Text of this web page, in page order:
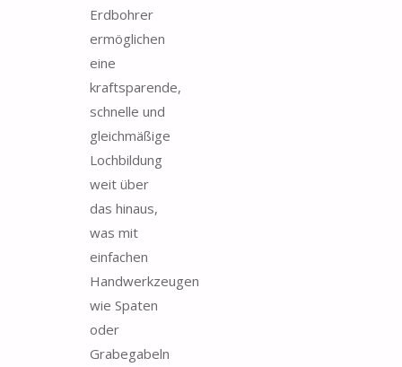
Erdbohrer
ermöglichen
eine
kraftsparende,
schnelle und
gleichmäßige
Lochbildung
weit über
das hinaus,
was mit
einfachen
Handwerkzeugen
wie Spaten
oder
Grabegabeln